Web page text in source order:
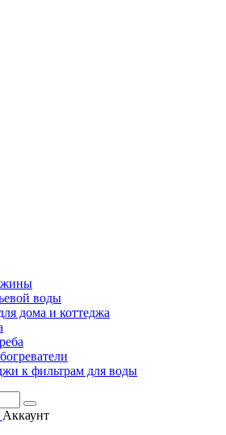
воды
дома и коттеджа
к фильтрам для воды
Аккаунт